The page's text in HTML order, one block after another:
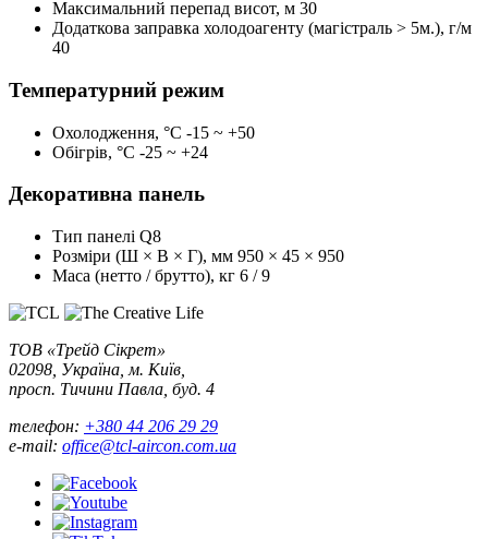
Максимальний перепад висот, м 30
Додаткова заправка холодоагенту (магістраль > 5м.), г/м
40
Температурний режим
Охолодження, °С -15 ~ +50
Обігрів, °С -25 ~ +24
Декоративна панель
Тип панелі Q8
Розміри (Ш × В × Г), мм 950 × 45 × 950
Маса (нетто / брутто), кг 6 / 9
ТОВ «Трейд Сікрет»
02098, Україна, м. Київ,
просп. Тичини Павла, буд. 4
телефон: +380 44 206 29 29
e-mail: office@tcl-aircon.com.ua